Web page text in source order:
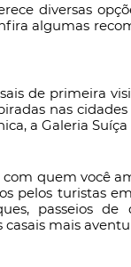
diversas
algumas
de primeira
nas
a Galeria
quem você
pelos turistas
passeios de
mais